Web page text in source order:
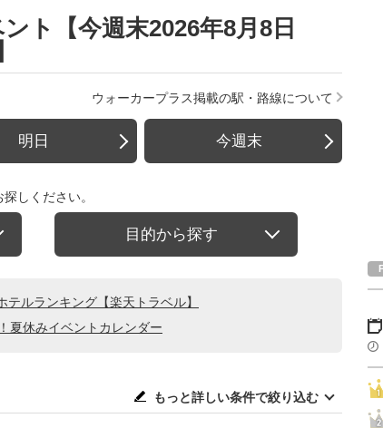
ト【今週末2026年8月8日
ウォーカープラス掲載の駅・路線について
明日 今週末
しください。
目的から探す
ルランキング【楽天トラベル】
夏休みイベントカレンダー
もっと詳しい条件で絞り込む